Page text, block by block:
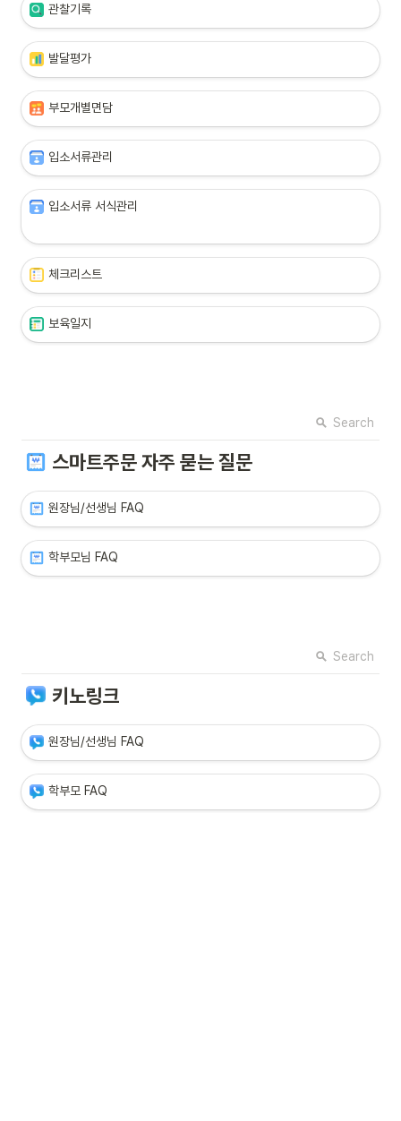
관찰기록
발달평가
부모개별면담
입소서류관리
입소서류 서식관리
체크리스트
보육일지
Search
스마트주문 자주 묻는 질문
원장님/선생님 FAQ
학부모님 FAQ
Search
키노링크
원장님/선생님 FAQ
학부모 FAQ